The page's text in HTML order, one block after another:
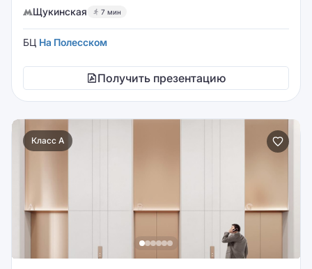
Щукинская
7 мин
БЦ На Полесском
Получить презентацию
Класс A